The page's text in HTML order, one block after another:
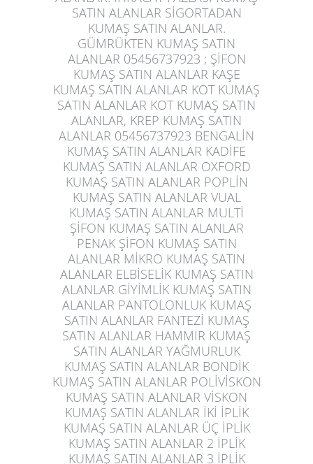
SATIN ALANLAR SİGORTADAN
KUMAŞ SATIN ALANLAR.
GÜMRÜKTEN KUMAŞ SATIN
ALANLAR 05456737923 ; ŞİFON
KUMAŞ SATIN ALANLAR KAŞE
KUMAŞ SATIN ALANLAR KOT KUMAŞ
SATIN ALANLAR KOT KUMAŞ SATIN
ALANLAR, KREP KUMAŞ SATIN
ALANLAR 05456737923 BENGALİN
KUMAŞ SATIN ALANLAR KADİFE
KUMAŞ SATIN ALANLAR OXFORD
KUMAŞ SATIN ALANLAR POPLİN
KUMAŞ SATIN ALANLAR VUAL
KUMAŞ SATIN ALANLAR MULTİ
ŞİFON KUMAŞ SATIN ALANLAR
PENAK ŞİFON KUMAŞ SATIN
ALANLAR MİKRO KUMAŞ SATIN
ALANLAR ELBİSELİK KUMAŞ SATIN
ALANLAR GİYİMLİK KUMAŞ SATIN
ALANLAR PANTOLONLUK KUMAŞ
SATIN ALANLAR FANTEZİ KUMAŞ
SATIN ALANLAR HAMMIR KUMAŞ
SATIN ALANLAR YAĞMURLUK
KUMAŞ SATIN ALANLAR BONDİK
KUMAŞ SATIN ALANLAR POLİVİSKON
KUMAŞ SATIN ALANLAR VİSKON
KUMAŞ SATIN ALANLAR İKİ İPLİK
KUMAŞ SATIN ALANLAR ÜÇ İPLİK
KUMAŞ SATIN ALANLAR 2 İPLİK
KUMAŞ SATIN ALANLAR 3 İPLİK